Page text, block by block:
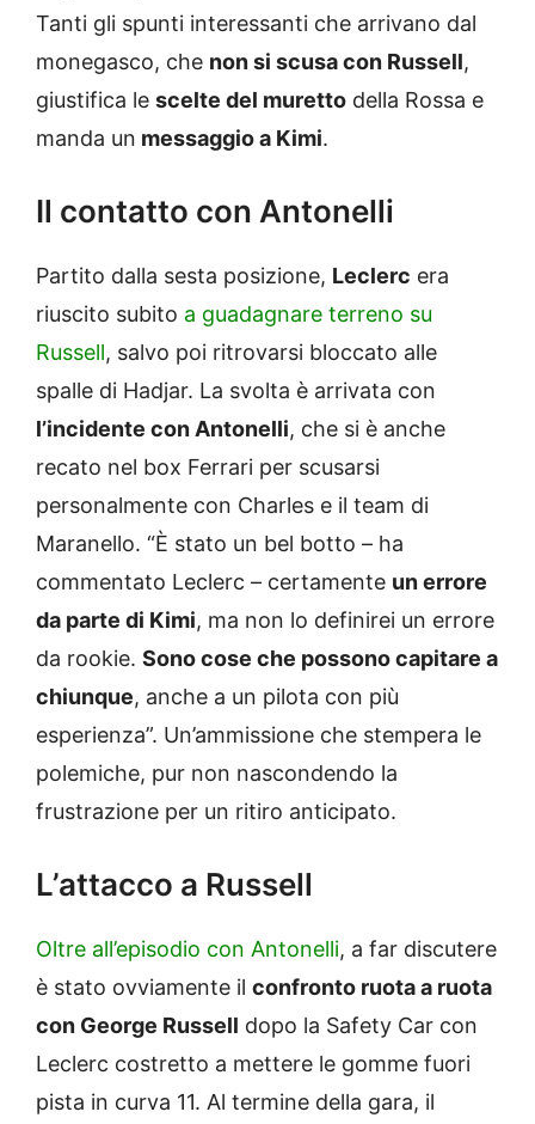
Tanti gli spunti interessanti che arrivano dal
monegasco, che non si scusa con Russell,
giustifica le scelte del muretto della Rossa e
manda un messaggio a Kimi.
Il contatto con Antonelli
Partito dalla sesta posizione, Leclerc era
riuscito subito a guadagnare terreno su
Russell, salvo poi ritrovarsi bloccato alle
spalle di Hadjar. La svolta è arrivata con
l’incidente con Antonelli, che si è anche
recato nel box Ferrari per scusarsi
personalmente con Charles e il team di
Maranello. “È stato un bel botto – ha
commentato Leclerc – certamente un errore
da parte di Kimi, ma non lo definirei un errore
da rookie. Sono cose che possono capitare a
chiunque, anche a un pilota con più
esperienza”. Un’ammissione che stempera le
polemiche, pur non nascondendo la
frustrazione per un ritiro anticipato.
L’attacco a Russell
Oltre all’episodio con Antonelli, a far discutere
è stato ovviamente il confronto ruota a ruota
con George Russell dopo la Safety Car con
Leclerc costretto a mettere le gomme fuori
pista in curva 11. Al termine della gara, il